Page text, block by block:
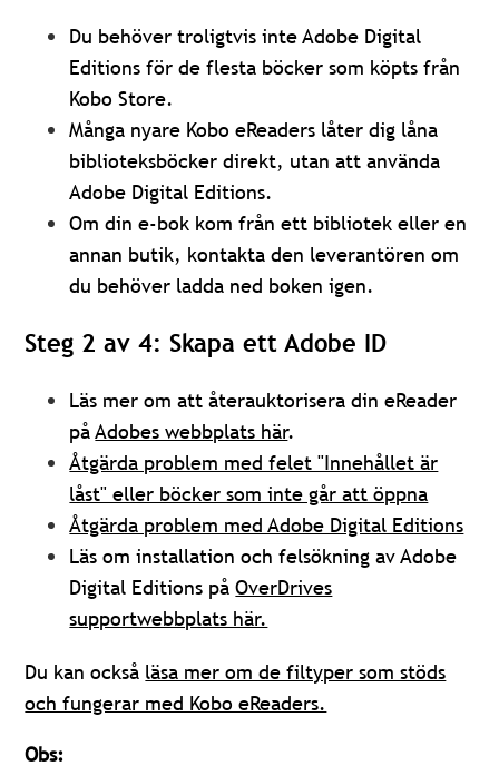
Du behöver troligtvis inte Adobe Digital
Editions för de flesta böcker som köpts från
Kobo Store.
Många nyare Kobo eReaders låter dig låna
biblioteksböcker direkt, utan att använda
Adobe Digital Editions.
Om din e-bok kom från ett bibliotek eller en
annan butik, kontakta den leverantören om
du behöver ladda ned boken igen.
Steg 2 av 4: Skapa ett Adobe ID
Läs mer om att återauktorisera din eReader
påAdobes webbplats här.
Åtgärda problem med felet "Innehållet är
låst" eller böcker som inte går att öppna
Åtgärda problem med Adobe Digital Editions
Läs om installation och felsökning av Adobe
Digital Editions påOverDrives
supportwebbplats här.
Du kan också läsa mer om de filtyper som stöds
och fungerar med Kobo eReaders.
Obs: